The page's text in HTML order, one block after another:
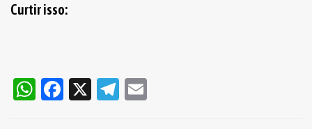
Curtir isso:
WhatsApp
Facebook
X Telegram